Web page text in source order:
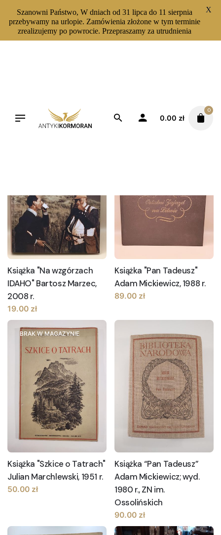
0.00 zł
0
Filters
Książka "Na wzgórzach
IDAHO" Bartosz Marzec,
2008 r.
19.00 zł
Książka "Pan Tadeusz"
Adam Mickiewicz, 1988 r.
89.00 zł
BRAK W MAGAZYNIE
Książka "Szkice o Tatrach"
Julian Marchlewski, 1951 r.
50.00 zł
Książka “Pan Tadeusz”
Adam Mickiewicz; wyd.
1980 r., ZN im.
Ossolińskich
90.00 zł
Szanowni Państwo, W dniach od 31 lipca do 11 sierpnia
przebywamy na urlopie. Zamówienia złożone w tym terminie
zrealizujemy po powrocie. Przepraszamy za utrudnienia
X